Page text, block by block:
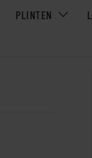
PLINTEN